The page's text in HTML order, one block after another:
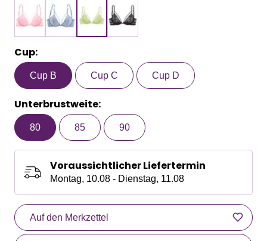
Cup:
Cup B Cup C Cup D
Unterbrustweite:
80 85 90
Voraussichtlicher Liefertermin
Montag, 10.08 - Dienstag, 11.08
Auf den Merkzettel